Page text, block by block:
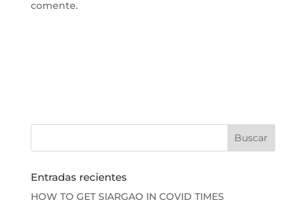
comente.
Entradas recientes
HOW TO GET SIARGAO IN COVID TIMES